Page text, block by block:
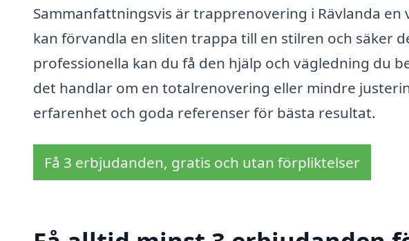
Sammanfattningsvis är trapprenovering i Rävlanda
kan förvandla en sliten trappa till en stilren och säker
professionella kan du få den hjälp och vägledning du
det handlar om en totalrenovering eller mindre
erfarenhet och goda referenser för bästa resultat.
Få 3 erbjudanden, gratis och utan förpliktelser